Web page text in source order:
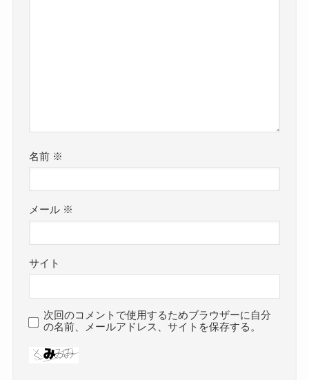
名前 ※
メール ※
サイト
次回のコメントで使用するためブラウザーに自分
の名前、メールアドレス、サイトを保存する。